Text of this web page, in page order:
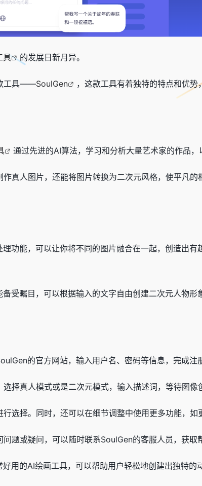
具 的发展日新月异。
工具——SoulGen
，这款工具有着独特的特点和优
通过先进的AI算法，学习和分析大量艺术家的作品，
作真人图片，还能将图片转换为二次元风格，使平凡的
功能，可以让你将不同的图片融合在一起，创造出有
受瞩目，可以根据输入的文字自由创建二次元人物
的官方网站，输入用户名、密码等信息，完成注
选择真人模式或是二次元模式，输入描述词，等待图像
选择。同时，还可以在细节调整中使用更多功能，如
题或疑问，可以随时联系SoulGen的客服人员，获取
用的AI绘画工具，可以帮助用户轻松地创建出独特的